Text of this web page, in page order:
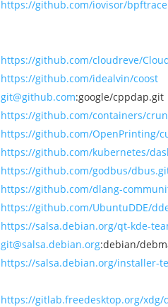
https://github.com/iovisor/
https://github.com/cloudreve/
https://github.com/idealvin/coost
git@github.com:google/cppdap.git
https://github.com/containers/crun
https://github.com/OpenPrinting/
https://github.com/kubernetes/
https://github.com/godbus/
https://github.com/dlang-
https://github.com/UbuntuDDE/
https://salsa.debian.org/qt-kde-
git@salsa.debian.org:debian/
https://salsa.debian.org/installer-
https://gitlab.freedesktop.org/